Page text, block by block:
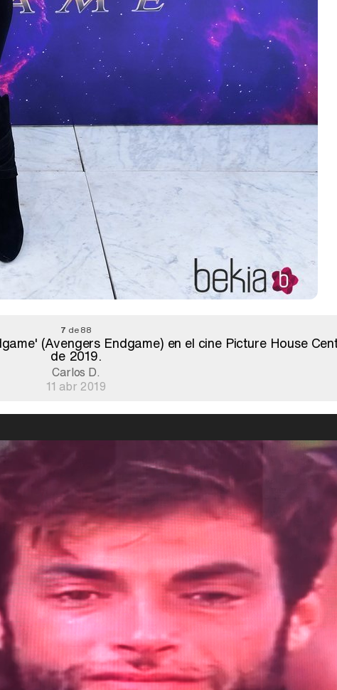
7 de 88
(Avengers Endgame) en el cine Picture House
de 2019.
Carlos D.
11 abr 2019